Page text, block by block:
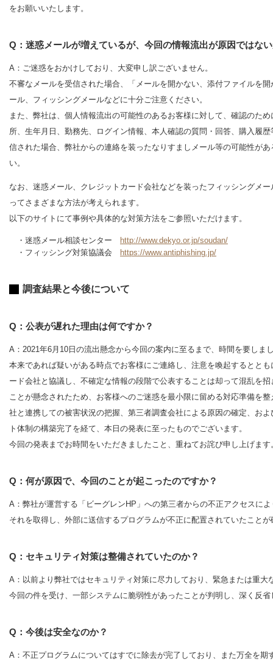
をお願いいたします。
Q：迷惑メールが増えているが、今回の情報流出が原因ではな
A：ご迷惑をおかけしており、大変申し訳ございません。
不審なメールを受信された場合、「メールを開かない、添付ファイルを
ール、フィッシングメールなどに十分ご注意ください。
また、弊社は、個人情報流出の可能性のあるお客様に対して、確認のた
所、生年月日、勤務先、ログイン情報、本人確認の質問・回答、購入履
信された場合、弊社からの連絡を装ったなりすましメール等の可能性が
い。
なお、迷惑メール、クレジットカード会社などを装ったフィッシングメ
ってさまざまな方法が考えられます。
以下のサイトにて事例や具体的な対策方法をご参照いただけます。
・迷惑メール相談センター
http://www.dekyo.or.jp/soudan/
・フィッシング対策協議会
https://www.antiphishing.jp/
調査結果と今後について
Q：公表が遅れた理由は何ですか？
A：2021年6月10日の流出懸念から今回の案内に至るまで、時間を要しま
本来であれば疑いがある時点でお客様にご連絡し、注意を喚起するとと
ード会社と協議し、不確定な情報の段階で公表することは却って混乱を
ことが懸念されたため、お客様へのご迷惑を最小限に留める対応準備を
社と連携しての被害状況の把握、第三者調査会社による原因の確定、お
ト体制の構築完了を経て、本日の発表に至ったものでございます。
今回の発表までお時間をいただきましたこと、重ねてお詫び申し上げます
Q：何が原因で、今回のことが起こったのですか？
A：弊社が運営する「ビーグレンHP」への第三者からの不正アクセスに
それを取得し、外部に送信するプログラムが不正に配置されていたこと
Q：セキュリティ対策は整備されていたのか？
A：以前より弊社ではセキュリティ対策に尽力しており、緊急または重
今回の件を受け、一部システムに脆弱性があったことが判明し、深く反
Q：今後は安全なのか？
A：不正プログラムについてはすでに除去が完了しており、また万全を